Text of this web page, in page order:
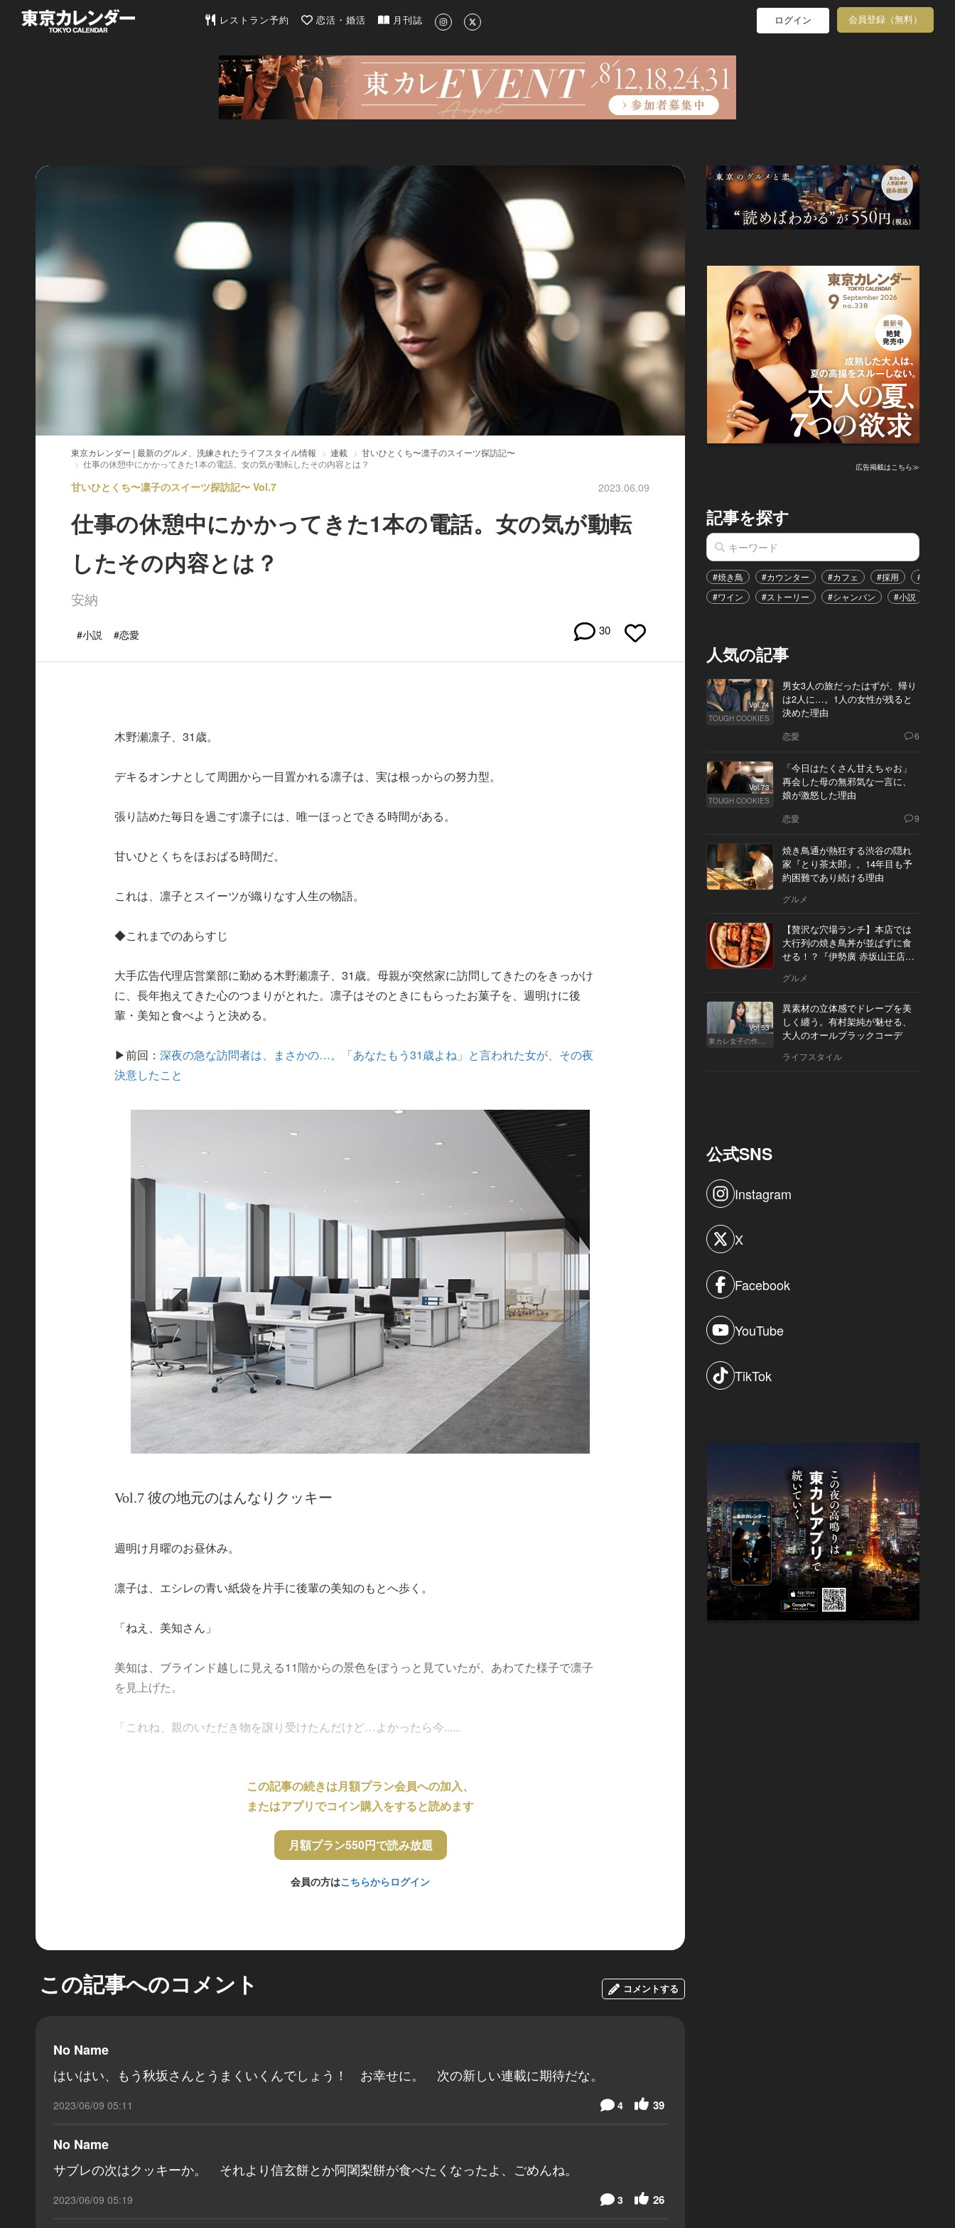
東京カレンダー | 最新のグルメ、洗練されたライフスタイル情報
レストラン予約 恋活・婚活 月刊誌 ログイン 会員登録（無料）
東京カレンダー | 最新のグルメ、洗練されたライフスタイル情報 連載
甘いひとくち〜凛子のスイーツ探訪記〜
仕事の休憩中にかかってきた1本の電話。女の気が動転したその内容とは？
甘いひとくち〜凛子のスイーツ探訪記〜 Vol.7 2023.06.09
仕事の休憩中にかかってきた1本の電話。女の気が動転
したその内容とは？
安納
#小説 #恋愛 30
木野瀬凛子、31歳。
デキるオンナとして周囲から一目置かれる凛子は、実は根っからの努力型。
張り詰めた毎日を過ごす凛子には、唯一ほっとできる時間がある。
甘いひとくちをほおばる時間だ。
これは、凛子とスイーツが織りなす人生の物語。
◆これまでのあらすじ
大手広告代理店営業部に勤める木野瀬凛子、31歳。母親が突然家に訪問してきたのをきっかけ
に、長年抱えてきた心のつまりがとれた。凛子はそのときにもらったお菓子を、週明けに後
輩・美知と食べようと決める。
▶前回：深夜の急な訪問者は、まさかの…。「あなたもう31歳よね」と言われた女が、その夜
決意したこと
Vol.7 彼の地元のはんなりクッキー
週明け月曜のお昼休み。
凛子は、エシレの青い紙袋を片手に後輩の美知のもとへ歩く。
「ねえ、美知さん」
美知は、ブラインド越しに見える11階からの景色をぼうっと見ていたが、あわてた様子で凛子
を見上げた。
「これね、親のいただき物を譲り受けたんだけど…よかったら今......
この記事の続きは月額プラン会員への加入、
またはアプリでコイン購入をすると読めます
月額プラン550円で読み放題
会員の方はこちらからログイン
この記事へのコメント コメントする
No Name
はいはい、もう秋坂さんとうまくいくんでしょう！ お幸せに。 次の新しい連載に期待だな。
2023/06/09 05:11 39
4
No Name
サブレの次はクッキーか。 それより信玄餅とか阿闍梨餅が食べたくなったよ、ごめんね。
2023/06/09 05:19 26
3
広告掲載はこちら≫
記事を探す
#焼き鳥 #カウンター #カフェ #採用
#恋愛
#ワイン
#ストーリー #シャンパン #小説
人気の記事
Vol.74
TOUGH COOKIES
男女3人の旅だったはずが、帰り
は2人に…。1人の女性が残ると
決めた理由
恋愛 6
Vol.73
TOUGH COOKIES
「今日はたくさん甘えちゃお」
再会した母の無邪気な一言に、
娘が激怒した理由
恋愛 9
焼き鳥通が熱狂する渋谷の隠れ
家『とり茶太郎』。14年目も予
約困難であり続ける理由
グルメ
【贅沢な穴場ランチ】本店では
大行列の焼き鳥丼が並ばずに食
せる！？『伊勢廣 赤坂山王店』
グルメ
Vol.53
東カレ女子の作り方
異素材の立体感でドレープを美
しく纏う。有村架純が魅せる、
大人のオールブラックコーデ
ライフスタイル
公式SNS
Instagram
X
Facebook
YouTube
TikTok